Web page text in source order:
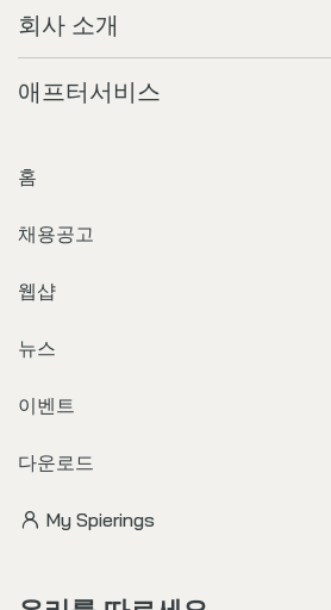
회사 소개
애프터서비스
홈
채용공고
웹샵
뉴스
이벤트
다운로드
My Spierings